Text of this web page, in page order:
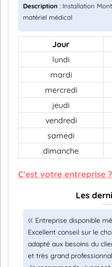
Description : Installation
matériel médical
Jour
lundi
mardi
mercredi
jeudi
vendredi
samedi
dimanche
C'est votre entreprise ?
Les
Entreprise disponible
Excellent conseil sur le
adapté aux besoins du
et très grand